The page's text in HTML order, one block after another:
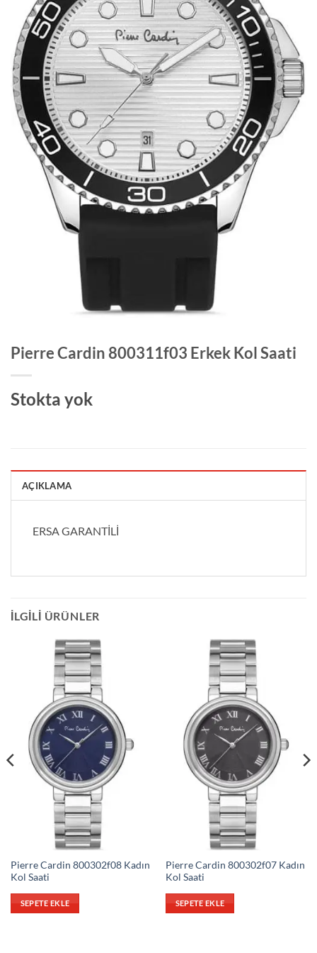
Pierre Cardin 800311f03 Erkek Kol Saati
Stokta yok
AÇIKLAMA
ERSA GARANTİLİ
İLGILI ÜRÜNLER
Pierre Cardin 800302f08 Kadın
Kol Saati
SEPETE EKLE
Pierre Cardin 800302f07 Kadın
Kol Saati
SEPETE EKLE